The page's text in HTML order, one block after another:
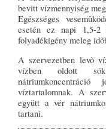
bevitt vízmennyiség
Egészséges
esetén ez napi 1,5-
folyadékigény meleg
A szervezetben levõ
vízben oldott sók
víztartalomnak. A
együtt a vér
tartani.